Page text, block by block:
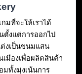
มที่จะให้เราได้
ตั้งแต่การออกไป
งเป็นขนมแสน
เมืองเพื่อผลิตสินค้า
มทั้งมุ่งเน้นการ